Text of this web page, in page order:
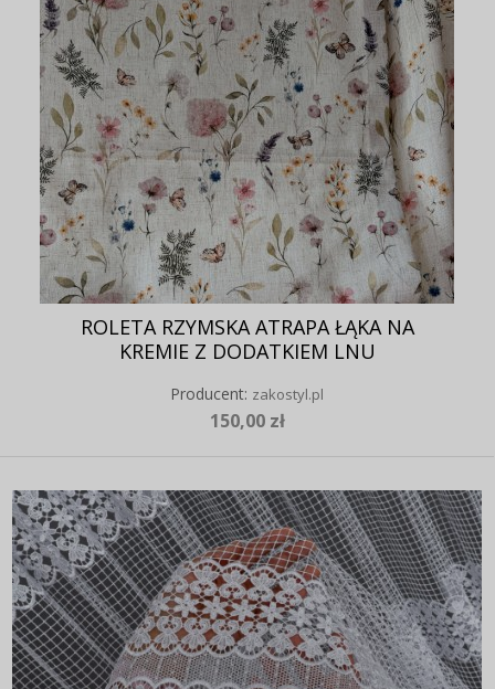
ROLETA RZYMSKA ATRAPA ŁĄKA NA
KREMIE Z DODATKIEM LNU
Producent: zakostyl.pl
150,00 zł